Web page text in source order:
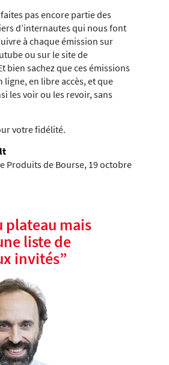
pas encore partie des
d’internautes qui nous font
à chaque émission sur
ou sur le site de
bien sachez que ces émissions
en libre accès, et que
les voir ou les revoir, sans
votre fidélité.
Produits de Bourse, 19 octobre
plateau mais
liste de
invités”